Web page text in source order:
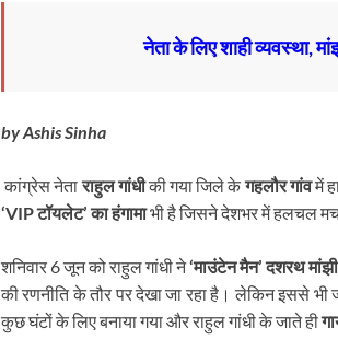
नेता के लिए शाही व्यवस्था,
by Ashis Sinha
कांग्रेस नेताराहुल गांधीकी गया जिले केगहलौर गांवमें
‘VIP टॉयलेट’ का हंगामाभी है जिसने देशभर में हलचल
शनिवार 6 जून को राहुल गांधी ने‘माउंटेन मैन’ दशरथ मांझी
की रणनीति के तौर पर देखा जा रहा है। लेकिन इससे भी
कुछ घंटों के लिए बनाया गया और राहुल गांधी के जाते ही